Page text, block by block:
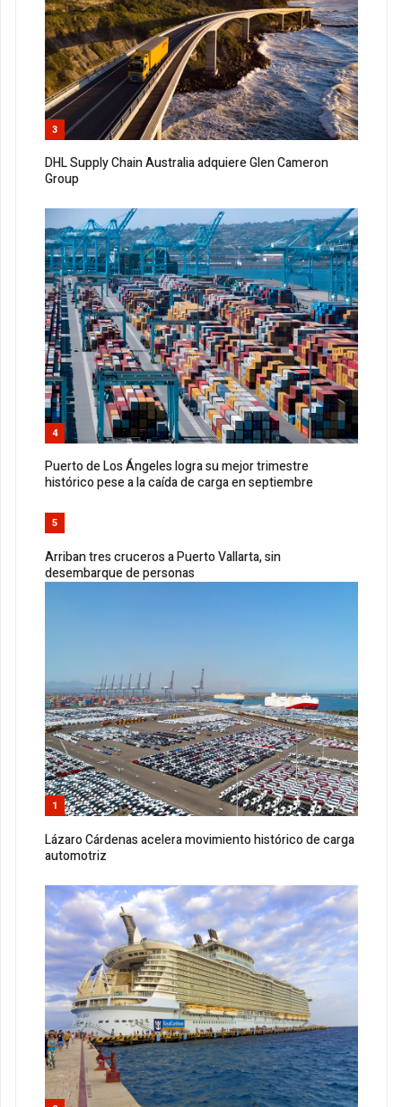
3
DHL Supply Chain Australia adquiere Glen Cameron
Group
4
Puerto de Los Ángeles logra su mejor trimestre
histórico pese a la caída de carga en septiembre
5
Arriban tres cruceros a Puerto Vallarta, sin
desembarque de personas
1
Lázaro Cárdenas acelera movimiento histórico de carga
automotriz